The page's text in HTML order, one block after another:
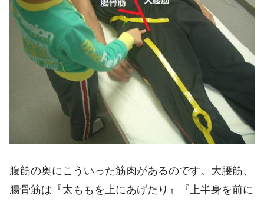
腹筋の奥にこういった筋肉があるのです。大腰筋、
腸骨筋は『太ももを上にあげたり』『上半身を前に